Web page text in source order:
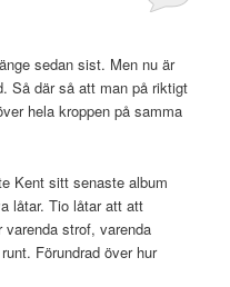
sedan sist. Men nu är
Så där så att man på riktigt
hela kroppen på samma
Kent sitt senaste album
låtar. Tio låtar att att
strof, varenda
Förundrad över hur